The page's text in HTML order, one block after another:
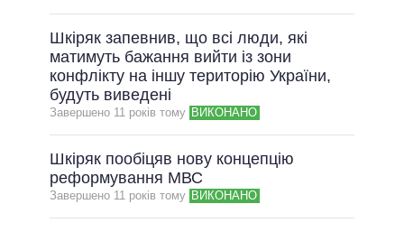
Шкіряк запевнив, що всі люди, які
матимуть бажання вийти із зони
конфлікту на іншу територію України,
будуть виведені
Завершено 11 рокiв тому ВИКОНАНО
Шкіряк пообіцяв нову концепцію
реформування МВС
Завершено 11 рокiв тому ВИКОНАНО